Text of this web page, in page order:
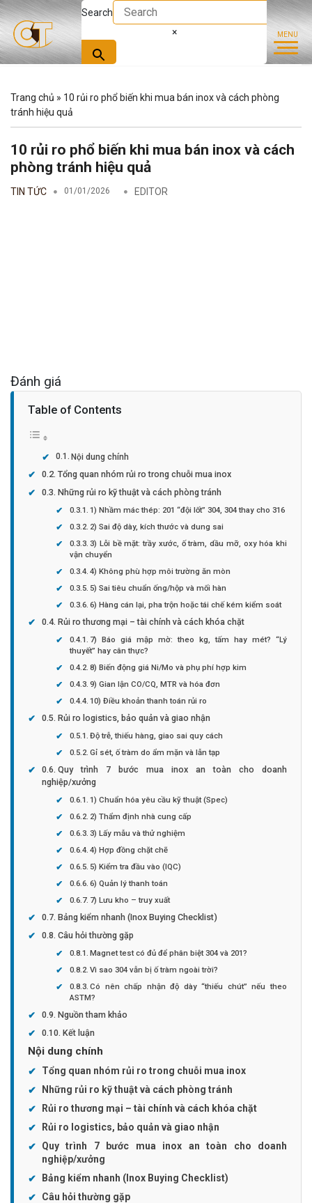
Search
×
Trang chủ » 10 rủi ro phổ biến khi mua bán inox và cách phòng
tránh hiệu quả
10 rủi ro phổ biến khi mua bán inox và cách
phòng tránh hiệu quả
TIN TỨC 01/01/2026 EDITOR
Đánh giá
Table of Contents
Nội dung chính
Tổng quan nhóm rủi ro trong chuỗi mua inox
Những rủi ro kỹ thuật và cách phòng tránh
1) Nhầm mác thép: 201 “đội lốt” 304, 304 thay cho 316
2) Sai độ dày, kích thước và dung sai
3) Lỗi bề mặt: trầy xước, ố tràm, dầu mỡ, oxy hóa khi
vận chuyển
4) Không phù hợp môi trường ăn mòn
5) Sai tiêu chuẩn ống/hộp và mối hàn
6) Hàng cán lại, pha trộn hoặc tái chế kém kiểm soát
Rủi ro thương mại – tài chính và cách khóa chặt
7) Báo giá mập mờ: theo kg, tấm hay mét? “Lý
thuyết” hay cân thực?
8) Biến động giá Ni/Mo và phụ phí hợp kim
9) Gian lận CO/CQ, MTR và hóa đơn
10) Điều khoản thanh toán rủi ro
Rủi ro logistics, bảo quản và giao nhận
Độ trễ, thiếu hàng, giao sai quy cách
Gỉ sét, ố tràm do ẩm mặn và lẫn tạp
Quy trình 7 bước mua inox an toàn cho doanh
nghiệp/xưởng
1) Chuẩn hóa yêu cầu kỹ thuật (Spec)
2) Thẩm định nhà cung cấp
3) Lấy mẫu và thử nghiệm
4) Hợp đồng chặt chẽ
5) Kiểm tra đầu vào (IQC)
6) Quản lý thanh toán
7) Lưu kho – truy xuất
Bảng kiểm nhanh (Inox Buying Checklist)
Câu hỏi thường gặp
Magnet test có đủ để phân biệt 304 và 201?
Vì sao 304 vẫn bị ố tràm ngoài trời?
Có nên chấp nhận độ dày “thiếu chút” nếu theo
ASTM?
Nguồn tham khảo
Kết luận
Nội dung chính
Tổng quan nhóm rủi ro trong chuỗi mua inox
Những rủi ro kỹ thuật và cách phòng tránh
Rủi ro thương mại – tài chính và cách khóa chặt
Rủi ro logistics, bảo quản và giao nhận
Quy trình 7 bước mua inox an toàn cho doanh
nghiệp/xưởng
Bảng kiểm nhanh (Inox Buying Checklist)
Câu hỏi thường gặp